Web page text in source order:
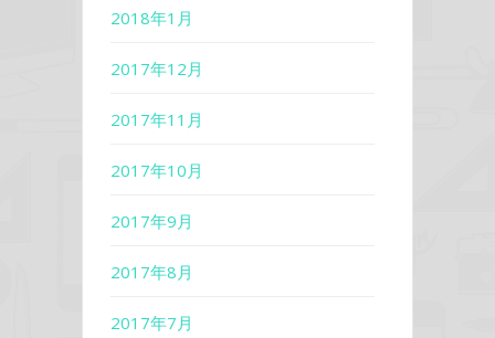
2018年1月
2017年12月
2017年11月
2017年10月
2017年9月
2017年8月
2017年7月